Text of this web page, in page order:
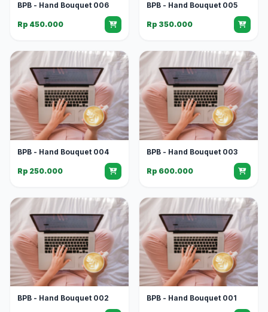
BPB - Hand Bouquet 006
Rp 450.000
BPB - Hand Bouquet 005
Rp 350.000
BPB - Hand Bouquet 004
Rp 250.000
BPB - Hand Bouquet 003
Rp 600.000
BPB - Hand Bouquet 002 BPB - Hand Bouquet 001